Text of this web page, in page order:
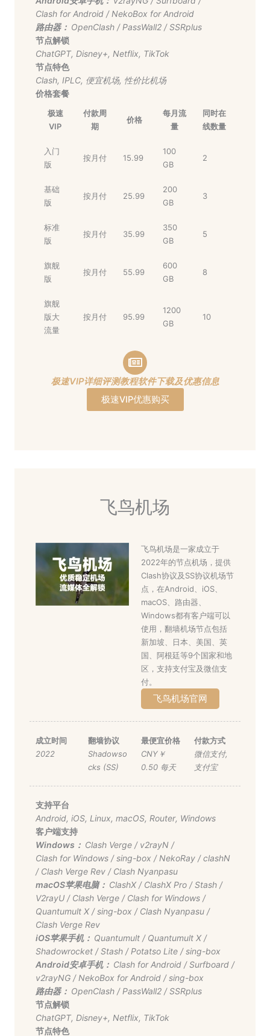
Clash for Android/ NekoBox for Android
路由器： OpenClash/ PassWall2/SSRplus
节点解锁
ChatGPT, Disney+, Netflix, TikTok
节点特色
Clash, IPLC, 便宜机场, 性价比机场
价格套餐
极速
VIP
付款周
期
价格
每月流
量
同时在
线数量
入门
版
按月付 15.99
100
GB
2
基础
版
按月付 25.99
200
GB
3
标准
版
按月付 35.99
350
GB
5
旗舰
版
按月付 55.99
600
GB
8
旗舰
版大
流量
按月付 95.99
1200
GB
10
极速VIP详细评测教程软件下载及优惠信息
极速VIP优惠购买
飞鸟机场
飞鸟机场是一家成立于
2022年的节点机场，提供
Clash协议及SS协议机场节
点，在Android、iOS、
macOS、路由器、
Windows都有客户端可以
使用，翻墙机场节点包括
新加坡、日本、美国、英
国、阿根廷等9个国家和地
区，支持支付宝及微信支
付。
飞鸟机场官网
成立时间
2022
翻墙协议
Shadowso
cks (SS)
最便宜价格
CNY￥
0.50 每天
付款方式
微信支付,
支付宝
支持平台
Android, iOS, Linux, macOS, Router, Windows
客户端支持
Windows： Clash Verge/ v2rayN/
Clash for Windows/sing-box/ NekoRay/clashN
/ Clash Verge Rev/ Clash Nyanpasu
macOS苹果电脑： ClashX/ ClashX Pro/Stash/
V2rayU/ Clash Verge/ Clash for Windows/
Quantumult X/sing-box/ Clash Nyanpasu/
Clash Verge Rev
iOS苹果手机： Quantumult/ Quantumult X/
Shadowrocket/Stash/ Potatso Lite/sing-box
Android安卓手机： Clash for Android/Surfboard/
v2rayNG/ NekoBox for Android/sing-box
路由器： OpenClash/ PassWall2/SSRplus
节点解锁
ChatGPT, Disney+, Netflix, TikTok
节点特色